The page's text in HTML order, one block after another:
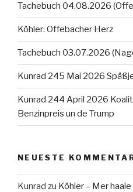
Tachebuch 04.08.2026
Köhler: Offebacher Herz
Tachebuch 03.07.2026
Kunrad 245 Mai 2026
Kunrad 244 April 2026
Benzinpreis un de Trump
NEUESTE
Kunrad zu Köhler – Mer